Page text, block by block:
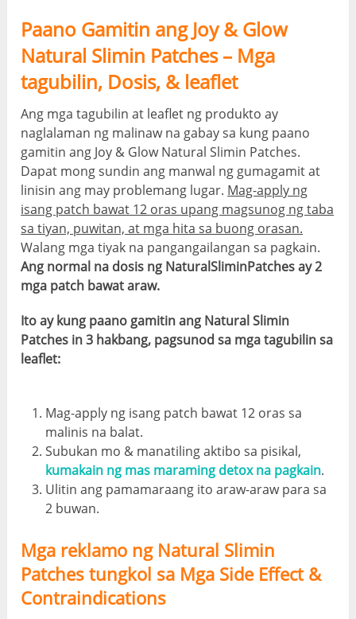
Paano Gamitin ang Joy & Glow
Natural Slimin Patches – Mga
tagubilin, Dosis, & leaflet
Ang mga tagubilin at leaflet ng produkto ay
naglalaman ng malinaw na gabay sa kung paano
gamitin ang Joy & Glow Natural Slimin Patches.
Dapat mong sundin ang manwal ng gumagamit at
linisin ang may problemang lugar. Mag-apply ng
isang patch bawat 12 oras upang magsunog ng taba
sa tiyan, puwitan, at mga hita sa buong orasan.
Walang mga tiyak na pangangailangan sa pagkain.
Ang normal na dosis ng NaturalSliminPatches ay 2
mga patch bawat araw.
Ito ay kung paano gamitin ang Natural Slimin
Patches in 3 hakbang, pagsunod sa mga tagubilin sa
leaflet:
Mag-apply ng isang patch bawat 12 oras sa
malinis na balat.
Subukan mo & manatiling aktibo sa pisikal,
kumakain ng mas maraming detox na pagkain.
Ulitin ang pamamaraang ito araw-araw para sa
2 buwan.
Mga reklamo ng Natural Slimin
Patches tungkol sa Mga Side Effect &
Contraindications